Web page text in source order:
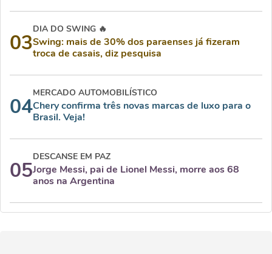
03
DIA DO SWING 🔥
Swing: mais de 30% dos paraenses já fizeram
troca de casais, diz pesquisa
04
MERCADO AUTOMOBILÍSTICO
Chery confirma três novas marcas de luxo para o
Brasil. Veja!
05
DESCANSE EM PAZ
Jorge Messi, pai de Lionel Messi, morre aos 68
anos na Argentina